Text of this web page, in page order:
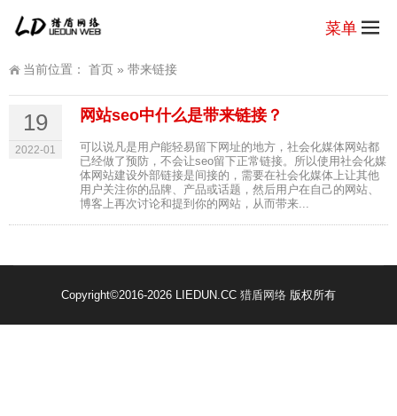
菜单
当前位置： 首页 » 带来链接
19
2022-01
网站seo中什么是带来链接？
可以说凡是用户能轻易留下网址的地方，社会化媒体网站都
已经做了预防，不会让seo留下正常链接。所以使用社会化媒
体网站建设外部链接是间接的，需要在社会化媒体上让其他
用户关注你的品牌、产品或话题，然后用户在自己的网站、
博客上再次讨论和提到你的网站，从而带来...
Copyright©2016-2026 LIEDUN.CC 猎盾网络 版权所有